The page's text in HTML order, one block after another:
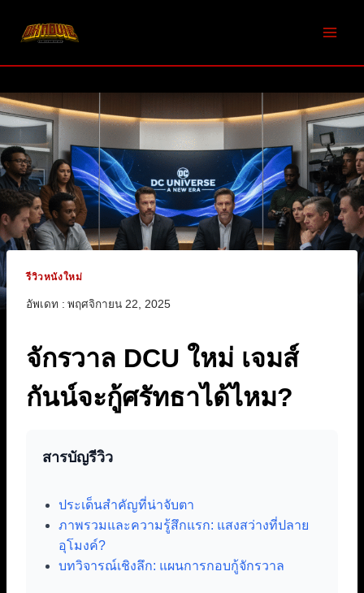
รีวิวหนังใหม่
อัพเดท : พฤศจิกายน 22, 2025
จักรวาล DCU ใหม่ เจมส์
กันน์จะกู้ศรัทธาได้ไหม?
สารบัญรีวิว
ประเด็นสำคัญที่น่าจับตา
ภาพรวมและความรู้สึกแรก: แสงสว่างที่ปลาย
อุโมงค์?
บทวิจารณ์เชิงลึก: แผนการกอบกู้จักรวาล